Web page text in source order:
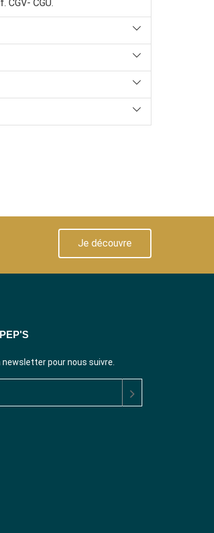
CGU.
Je découvre
newsletter pour nous suivre.